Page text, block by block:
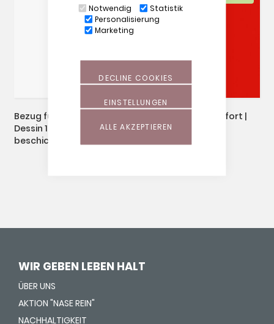
Notwendig
Statistik
Personalisierung
Marketing
ALLE AKZEPTIEREN
EINSTELLUNGEN
DECLINE COOKIES
Bezug für das Komfort |
Jersey | 24 Rot
Bezug für das Komfort
Dessin 127 "Polyurethan-
beschichtet"
WIR GEBEN LEBEN HALT
ÜBER UNS
AKTION "NASE REIN"
NACHHALTIGKEIT